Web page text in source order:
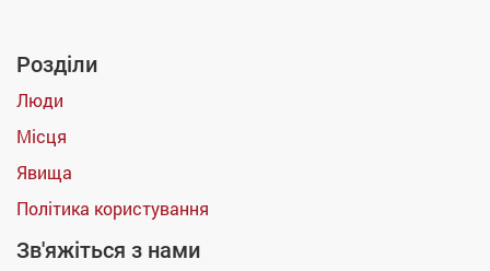
Розділи
Люди
Місця
Явища
Політика користування
Зв'яжіться з нами